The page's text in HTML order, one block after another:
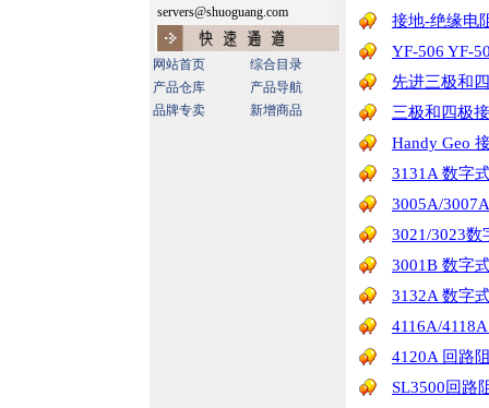
servers@shuoguang.com
网站首页
综合目录
产品仓库
产品导航
品牌专卖
新增商品
接地-绝缘电
YF-506 YF-
先进三极和
三极和四极
Handy Geo
3131A 数字
3005A/
3021/3023
3001B 数字
3132A 数字
4116A/
4120A 回路
SL3500回路